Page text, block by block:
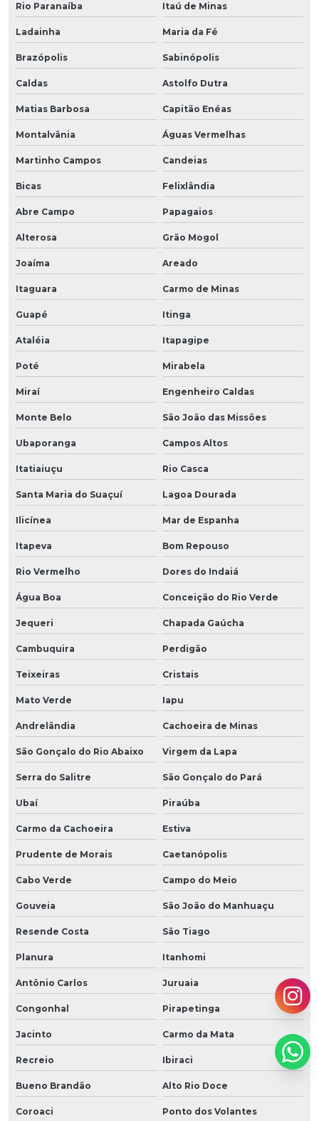
Rio Paranaíba Itaú de Minas
Ladainha Maria da Fé
Brazópolis Sabinópolis
Caldas Astolfo Dutra
Matias Barbosa Capitão Enéas
Montalvânia Águas Vermelhas
Martinho Campos Candeias
Bicas Felixlândia
Abre Campo Papagaios
Alterosa Grão Mogol
Joaíma Areado
Itaguara Carmo de Minas
Guapé Itinga
Ataléia Itapagipe
Poté Mirabela
Miraí Engenheiro Caldas
Monte Belo São João das Missões
Ubaporanga Campos Altos
Itatiaiuçu Rio Casca
Santa Maria do Suaçuí Lagoa Dourada
Ilicínea Mar de Espanha
Itapeva Bom Repouso
Rio Vermelho Dores do Indaiá
Água Boa Conceição do Rio Verde
Jequeri Chapada Gaúcha
Cambuquira Perdigão
Teixeiras Cristais
Mato Verde Iapu
Andrelândia Cachoeira de Minas
São Gonçalo do Rio Abaixo Virgem da Lapa
Serra do Salitre São Gonçalo do Pará
Ubaí Piraúba
Carmo da Cachoeira Estiva
Prudente de Morais Caetanópolis
Cabo Verde Campo do Meio
Gouveia São João do Manhuaçu
Resende Costa São Tiago
Planura Itanhomi
Antônio Carlos Juruaia
Congonhal Pirapetinga
Jacinto Carmo da Mata
Recreio Ibiraci
Bueno Brandão Alto Rio Doce
Coroaci Ponto dos Volantes